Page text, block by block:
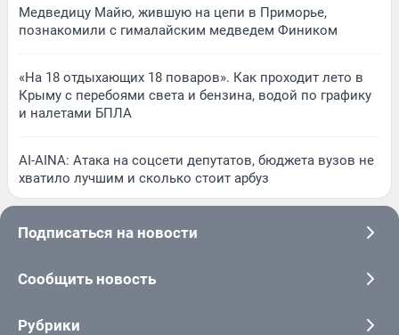
Медведицу Майю, жившую на цепи в Приморье,
познакомили с гималайским медведем Фиником
«На 18 отдыхающих 18 поваров». Как проходит лето в
Крыму с перебоями света и бензина, водой по графику
и налетами БПЛА
AI-AINA: Атака на соцсети депутатов, бюджета вузов не
хватило лучшим и сколько стоит арбуз
Подписаться на новости
Сообщить новость
Рубрики